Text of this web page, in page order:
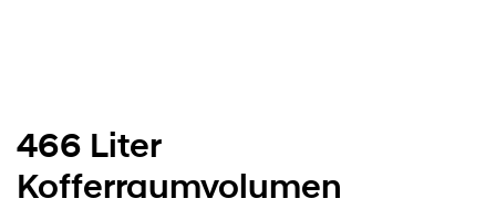
466 Liter
Kofferraumvolumen